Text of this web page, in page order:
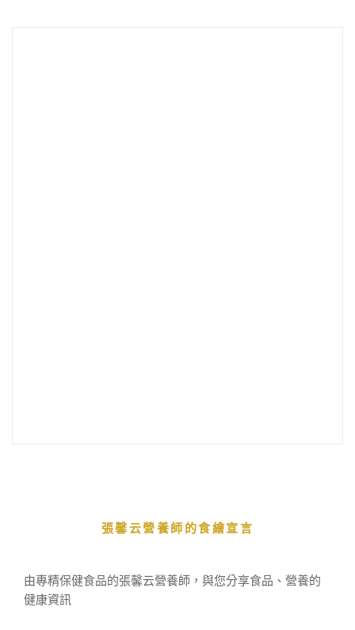
張馨云營養師的食繪宣言
由專精保健食品的張馨云營養師，與您分享食品、營養的
健康資訊